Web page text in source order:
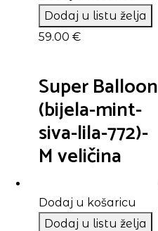
Dodaj u listu želja
59.00 €
Super Balloon
(bijela-mint-
siva-lila-772)-
M veličina
Dodaj u košaricu
Dodaj u listu želja